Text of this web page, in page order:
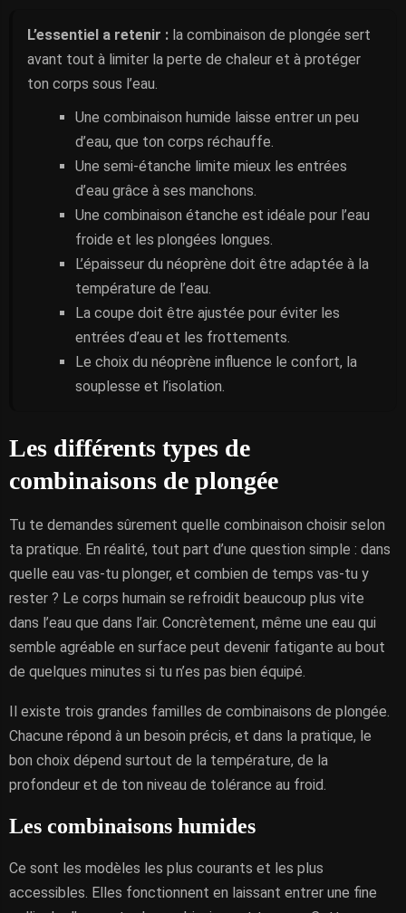
L’essentiel a retenir : la combinaison de plongée sert
avant tout à limiter la perte de chaleur et à protéger
ton corps sous l’eau.
Une combinaison humide laisse entrer un peu
d’eau, que ton corps réchauffe.
Une semi-étanche limite mieux les entrées
d’eau grâce à ses manchons.
Une combinaison étanche est idéale pour l’eau
froide et les plongées longues.
L’épaisseur du néoprène doit être adaptée à la
température de l’eau.
La coupe doit être ajustée pour éviter les
entrées d’eau et les frottements.
Le choix du néoprène influence le confort, la
souplesse et l’isolation.
Les différents types de
combinaisons de plongée
Tu te demandes sûrement quelle combinaison choisir selon
ta pratique. En réalité, tout part d’une question simple : dans
quelle eau vas-tu plonger, et combien de temps vas-tu y
rester ? Le corps humain se refroidit beaucoup plus vite
dans l’eau que dans l’air. Concrètement, même une eau qui
semble agréable en surface peut devenir fatigante au bout
de quelques minutes si tu n’es pas bien équipé.
Il existe trois grandes familles de combinaisons de plongée.
Chacune répond à un besoin précis, et dans la pratique, le
bon choix dépend surtout de la température, de la
profondeur et de ton niveau de tolérance au froid.
Les combinaisons humides
Ce sont les modèles les plus courants et les plus
accessibles. Elles fonctionnent en laissant entrer une fine